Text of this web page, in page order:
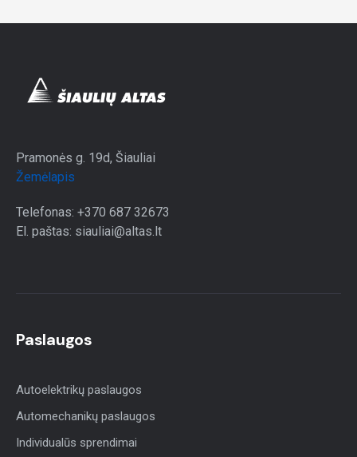
Pramonės g. 19d, Šiauliai
Žemėlapis
Telefonas: +370 687 32673
El. paštas: siauliai@altas.lt
Paslaugos
Autoelektrikų paslaugos
Automechanikų paslaugos
Individualūs sprendimai